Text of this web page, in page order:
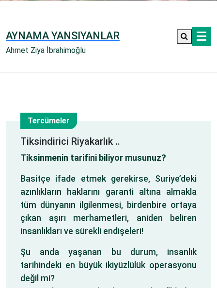
AYNAMA YANSIYANLAR
Ahmet Ziya İbrahimoğlu
1
Oca
Tercümeler
Tiksindirici Riyakarlık ..
Tiksinmenin tarifini biliyor musunuz?
Basitçe ifade etmek gerekirse, Suriye’deki
azınlıkların haklarını garanti altına almakla
tüm dünyanın ilgilenmesi, birdenbire ortaya
çıkan aşırı merhametleri, aniden beliren
insanlıkları ve sürekli endişeleri!
Şu anda yaşanan bu durum, insanlık
tarihindeki en büyük ikiyüzlülük operasyonu
değil mi?